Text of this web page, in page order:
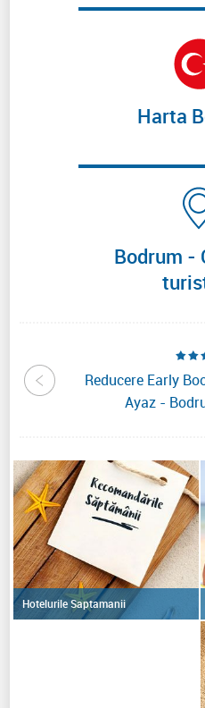
Harta
Bodrum -
Reducere Early
Ayaz -
Hotelurile Saptamanii